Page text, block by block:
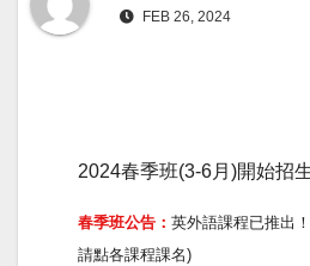
FEB 26, 2024
2024春季班(3-6月)開始招
春季班公告： 英外語課程已推出
請點各課程課名)